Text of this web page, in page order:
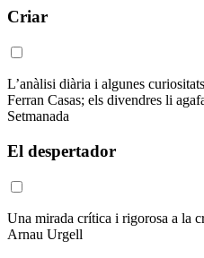
Criar
L’anàlisi diària i algunes
Ferran Casas; els divendres li
Setmanada
El despertador
Una mirada crítica i rigorosa a la
Arnau Urgell